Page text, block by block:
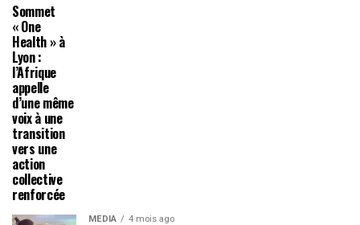
Sommet
« One
Health » à
Lyon :
l’Afrique
appelle
d’une même
voix à une
transition
vers une
action
collective
renforcée
MÉDIA 4 mois ago